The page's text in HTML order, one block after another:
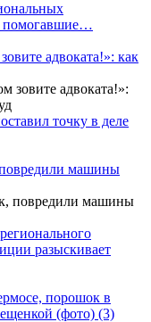
помогавшие…
адвоката!»: как
точку в деле
машины
разыскивает
порошок в
(фото) (3)